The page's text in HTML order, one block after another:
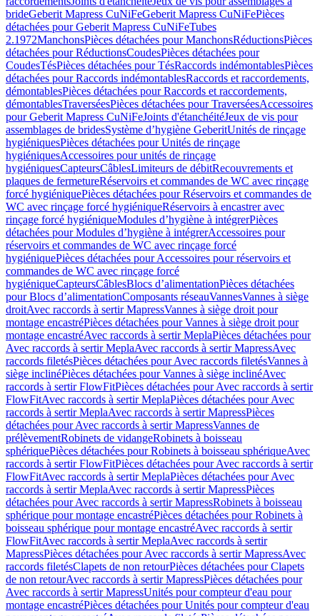
brideGeberit Mapress CuNiFeGeberit Mapress CuNiFePièces
détachées pour Geberit Mapress CuNiFeTubes
2.1972ManchonsPièces détachées pour ManchonsRéductionsPièces
détachées pour RéductionsCoudesPièces détachées pour
CoudesTésPièces détachées pour TésRaccords indémontablesPièces
détachées pour Raccords indémontablesRaccords et raccordements,
démontablesPièces détachées pour Raccords et raccordements,
démontablesTraverséesPièces détachées pour TraverséesAccessoires
pour Geberit Mapress CuNiFeJoints d'étanchéitéJeux de vis pour
assemblages de bridesSystème d’hygiène GeberitUnités de rinçage
hygiéniquesPièces détachées pour Unités de rinçage
hygiéniquesAccessoires pour unités de rinçage
hygiéniquesCapteursCâblesLimiteurs de débitRecouvrements et
plaques de fermetureRéservoirs et commandes de WC avec rinçage
forcé hygiéniquePièces détachées pour Réservoirs et commandes de
WC avec rinçage forcé hygiéniqueRéservoirs à encastrer avec
rinçage forcé hygiéniqueModules d’hygiène à intégrerPièces
détachées pour Modules d’hygiène à intégrerAccessoires pour
réservoirs et commandes de WC avec rinçage forcé
hygiéniquePièces détachées pour Accessoires pour réservoirs et
commandes de WC avec rinçage forcé
hygiéniqueCapteursCâblesBlocs d’alimentationPièces détachées
pour Blocs d’alimentationComposants réseauVannesVannes à siège
droitAvec raccords à sertir MapressVannes à siège droit pour
montage encastréPièces détachées pour Vannes à siège droit pour
montage encastréAvec raccords à sertir MeplaPièces détachées pour
Avec raccords à sertir MeplaAvec raccords à sertir MapressAvec
raccords filetésPièces détachées pour Avec raccords filetésVannes à
siège inclinéPièces détachées pour Vannes à siège inclinéAvec
raccords à sertir FlowFitPièces détachées pour Avec raccords à sertir
FlowFitAvec raccords à sertir MeplaPièces détachées pour Avec
raccords à sertir MeplaAvec raccords à sertir MapressPièces
détachées pour Avec raccords à sertir MapressVannes de
prélèvementRobinets de vidangeRobinets à boisseau
sphériquePièces détachées pour Robinets à boisseau sphériqueAvec
raccords à sertir FlowFitPièces détachées pour Avec raccords à sertir
FlowFitAvec raccords à sertir MeplaPièces détachées pour Avec
raccords à sertir MeplaAvec raccords à sertir MapressPièces
détachées pour Avec raccords à sertir MapressRobinets à boisseau
sphérique pour montage encastréPièces détachées pour Robinets à
boisseau sphérique pour montage encastréAvec raccords à sertir
FlowFitAvec raccords à sertir MeplaAvec raccords à sertir
MapressPièces détachées pour Avec raccords à sertir MapressAvec
raccords filetésClapets de non retourPièces détachées pour Clapets
de non retourAvec raccords à sertir MapressPièces détachées pour
Avec raccords à sertir MapressUnités pour compteur d'eau pour
montage encastréPièces détachées pour Unités pour compteur d'eau